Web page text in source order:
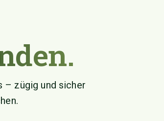
– zügig und sicher